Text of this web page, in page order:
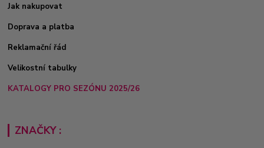
Jak nakupovat
Doprava a platba
Reklamační řád
Velikostní tabulky
KATALOGY PRO SEZÓNU 2025/26
ZNAČKY :